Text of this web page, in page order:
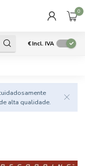
0
€Incl. IVA
alta qualidade.